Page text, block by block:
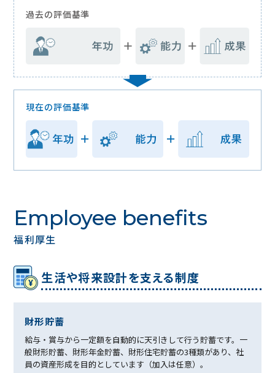
過去の評価基準
現在の評価基準
Employee benefits
福利厚⽣
⽣活や将来設計を⽀える制度
財形貯蓄
給与・賞与から一定額を自動的に天引きして行う貯蓄です。一
般財形貯蓄、財形年金貯蓄、財形住宅貯蓄の3種類があり、社
員の資産形成を目的としています（加入は任意）。